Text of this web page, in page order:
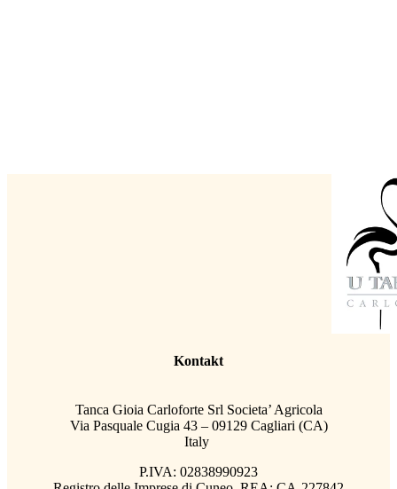
Kontakt
Tanca Gioia Carloforte Srl Societa’ Agricola
Via Pasquale Cugia 43 – 09129 Cagliari (CA)
Italy
P.IVA: 02838990923